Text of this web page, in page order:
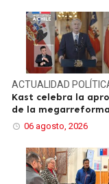
ACTUALIDAD
Kast celebra la
de la megarreforma
06 agosto, 2026